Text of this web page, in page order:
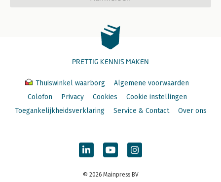
PRETTIG KENNIS MAKEN
Thuiswinkel waarborg
Algemene voorwaarden
Colofon
Privacy Cookies
Cookie instellingen
Toegankelijkheidsverklaring
Service & Contact Over ons
© 2026 Mainpress BV